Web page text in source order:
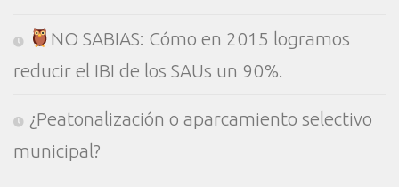
NO SABIAS: Cómo en 2015 logramos
reducir el IBI de los SAUs un 90%.
¿Peatonalización o aparcamiento selectivo
municipal?